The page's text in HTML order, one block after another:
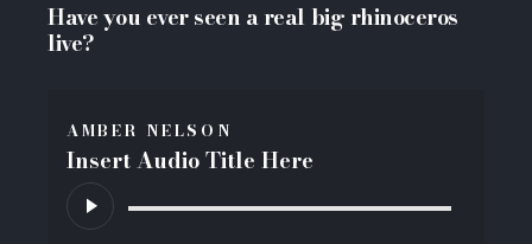
Have you ever seen a real big rhinoceros
live?
AMBER NELSON
Insert Audio Title Here
Audio
Player